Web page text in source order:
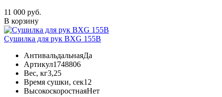
11 000 руб.
В корзину
Сушилка для рук BXG 155B
АнтивальдальнаяДа
Артикул1748806
Вес, кг3,25
Время сушки, сек12
ВысокоскоростнаяНет